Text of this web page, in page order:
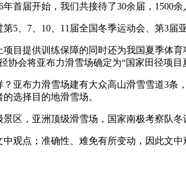
首届开始，我们共接待了30余届，1500
5、7、10、11届全国冬季运动会、第3届
目提供训练保障的同时还为我国夏季体
协会将亚布力滑雪场确定为“国家田径项
亚布力滑雪场建有大众高山滑雪雪道3条
选择目的地滑雪场。
区，亚洲顶级滑雪场，国家南极考察队
中观点；准确性、难免有所变动，因此文中